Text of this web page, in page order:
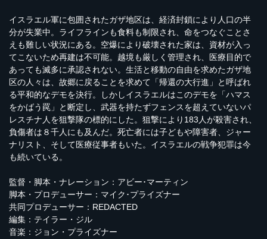
イスラエル軍に包囲されたガザ地区は、経済封鎖により人口の半
分が失業中。ライフラインも食料も制限され、命をつなぐことさ
えも難しい状況にある。空爆により破壊された家は、資材が入っ
てこないため再建は不可能。越境も厳しく管理され、医療目的で
あっても滅多に承認されない。生活と移動の自由を求めたガザ地
区の人々は、故郷に戻ることを求めて「帰還の大行進」と呼ばれ
る平和的なデモを決行。しかしイスラエルはこのデモを「ハマス
をかばう罠」と断定し、武器を持たずフェンスを超えていないパ
レスチナ人を狙撃隊の標的にした。狙撃により183人が殺害され、
負傷者は８千人にも及んだ。死亡者には子どもや障害者、ジャー
ナリスト、そして医療従事者もいた。イスラエルの戦争犯罪は今
も続いている。
監督・脚本・ナレーション：アビー･マーティン
脚本・プロデューサー：マイク･プライズナー
共同プロデューサー：REDACTED
編集：テイラー・ジル
音楽：ジョン・プライズナー